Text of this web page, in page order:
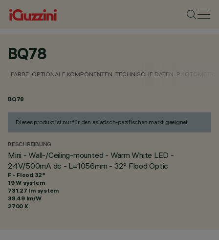
BQ78
FARBE OPTIONALE KOMPONENTEN TECHNISCHE DATEN
BQ78
Dieses produkt ist nur für den asiatisch-pazifischen markt geeignet
BESCHREIBUNG
Mini - Wall-/Ceiling-mounted - Warm White LED -
24V/500mA dc - L=1056mm - 32° Flood Optic
F - Flood 32°
19 W system
731.27 lm system
38.49 lm/W
2700 K